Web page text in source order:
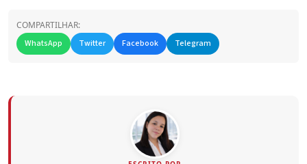
COMPARTILHAR:
WhatsApp
Twitter Facebook Telegram